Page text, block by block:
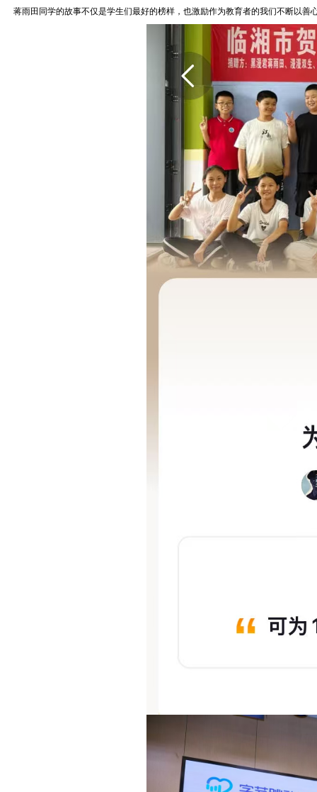
蒋雨田同学的故事不仅是学生们最好的榜样，也激励作为教育者的我们不断以善